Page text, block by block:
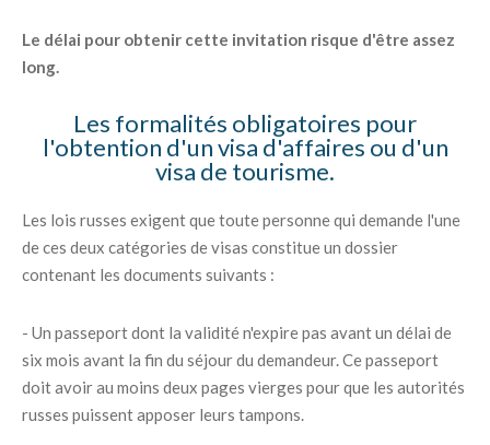
Le délai pour obtenir cette invitation risque d'être assez
long.
Les formalités obligatoires pour
l'obtention d'un visa d'affaires ou d'un
visa de tourisme.
Les lois russes exigent que toute personne qui demande l'une
de ces deux catégories de visas constitue un dossier
contenant les documents suivants :
- Un passeport dont la validité n'expire pas avant un délai de
six mois avant la fin du séjour du demandeur. Ce passeport
doit avoir au moins deux pages vierges pour que les autorités
russes puissent apposer leurs tampons.